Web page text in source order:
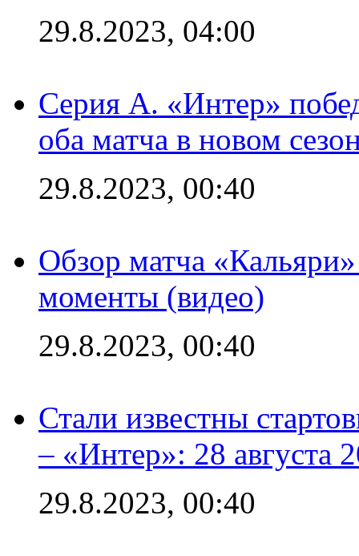
29.8.2023, 04:00
Серия А. «Интер»
оба матча в новом
29.8.2023, 00:40
Обзор матча
моменты (видео)
29.8.2023, 00:40
Стали известны
– «Интер»: 28 августа
29.8.2023, 00:40